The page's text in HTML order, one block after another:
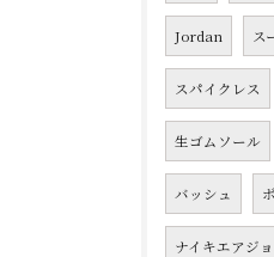
Jordan ス
スパイクレス
生ゴムソール
バッシュ
ナイキエアジ